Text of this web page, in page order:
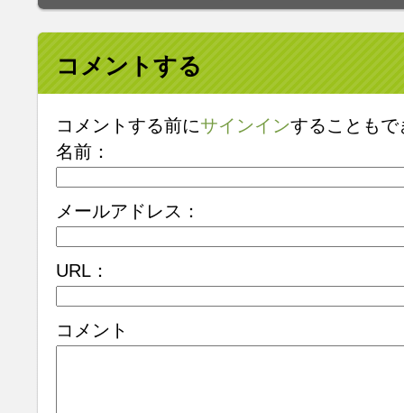
コメントする
コメントする前にサインインすることもで
名前：
メールアドレス：
URL：
コメント